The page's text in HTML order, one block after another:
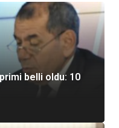
belli oldu: 10